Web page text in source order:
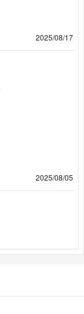
2025/08/17
2025/08/05